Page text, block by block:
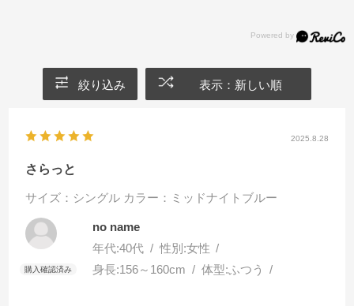
絞り込み 表示：新しい順
2025.8.28
さらっと
サイズ：シングル カラー：ミッドナイトブルー
no name
年代:40代 性別:女性
身長:156～160cm 体型:ふつう